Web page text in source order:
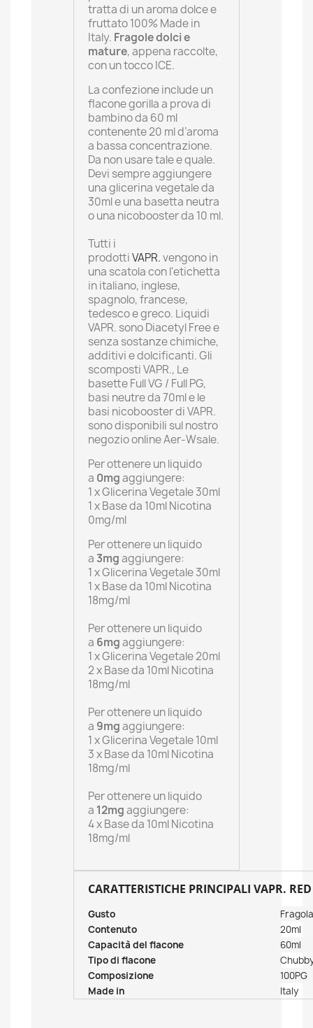
tratta di un aroma dolce e
fruttato 100% Made in
Italy. Fragole dolci e
mature, appena raccolte,
con un tocco ICE.
La confezione include un
flacone gorilla a prova di
bambino da 60 ml
contenente 20 ml d’aroma
a bassa concentrazione.
Da non usare tale e quale.
Devi sempre aggiungere
una glicerina vegetale da
30ml e una basetta neutra
o una nicobooster da 10 ml.
Tutti i
prodottiVAPR.vengono in
una scatola con l'etichetta
in italiano, inglese,
spagnolo, francese,
tedesco e greco. Liquidi
VAPR. sono Diacetyl Free e
senza sostanze chimiche,
additivi e dolcificanti. Gli
scomposti VAPR., Le
basette Full VG / Full PG,
basi neutre da 70ml e le
basi nicobooster di VAPR.
sono disponibili sul nostro
negozio online Aer-Wsale.
Per ottenere un liquido
a 0mgaggiungere:
1 x Glicerina Vegetale 30ml
1 x Base da 10ml Nicotina
0mg/ml
Per ottenere un liquido
a 3mgaggiungere:
1 x Glicerina Vegetale 30ml
1 x Base da 10ml Nicotina
18mg/ml
Per ottenere un liquido
a 6mgaggiungere:
1 x Glicerina Vegetale 20ml
2 x Base da 10ml Nicotina
18mg/ml
Per ottenere un liquido
a 9mgaggiungere:
1 x Glicerina Vegetale 10ml
3 x Base da 10ml Nicotina
18mg/ml
Per ottenere un liquido
a 12mgaggiungere:
4 x Base da 10ml Nicotina
18mg/ml
CARATTERISTICHE PRINCIPALI VAPR.
Gusto
Contenuto
20ml
Capacità del flacone
60ml
Tipo di flacone
Composizione
100PG
Made in
Italy